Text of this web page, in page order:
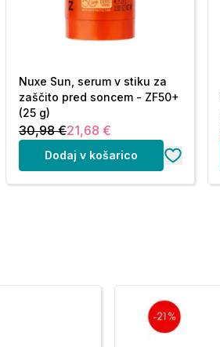
Nuxe Sun, serum v stiku za
zaščito pred soncem - ZF50+
(25 g)
30,98 €21,68 €
Dodaj v košarico